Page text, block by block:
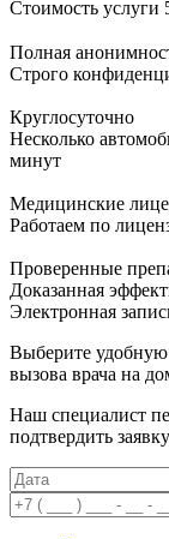
Стоимость услуги
Полная
Строго
Круглосуточно
Несколько
минут
Медицинские
Работаем по
Проверенные
Доказанная
Электронная
Выберите
вызова врача на
Наш специалист
подтвердить заявку